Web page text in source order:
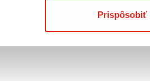
Prispôsobiť